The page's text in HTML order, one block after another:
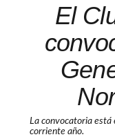
El
La convocatoria está
corriente año.